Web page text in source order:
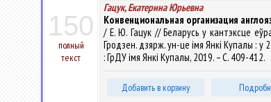
150
полный
текст
Гацук, Екатерина Юрьевна
Конвенциональная организация
/ Е. Ю. Гацук // Беларусь у кантэксце
Гродзен. дзярж. ун-це імя Янкі Купалы : у
: ГрДУ імя Янкі Купалы, 2019. – С. 409-412.
Добавить в корзину